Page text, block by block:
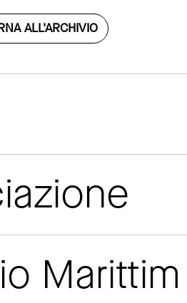
ALL'ARCHIVIO